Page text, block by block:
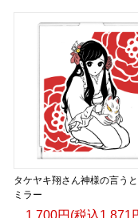
タケヤキ翔さん神様の言う
ミラー
1,700円(税込1,871